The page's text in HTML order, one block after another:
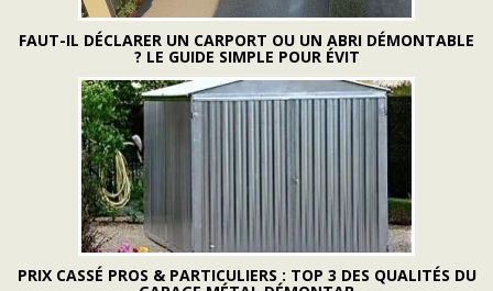
FAUT-IL DÉCLARER UN CARPORT OU UN ABRI DÉMONTABLE
? LE GUIDE SIMPLE POUR ÉVIT
PRIX CASSÉ PROS & PARTICULIERS : TOP 3 DES QUALITÉS DU